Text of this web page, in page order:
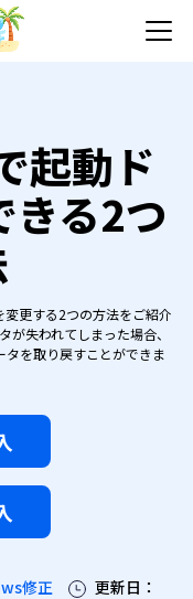
起動ド
きる2つ
更する2つの方法をご紹介
が失われてしまった場合、
タを取り戻すことができま
修正
更新日：